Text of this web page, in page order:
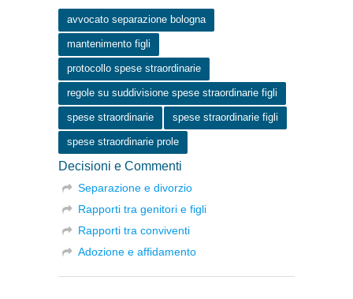
avvocato separazione bologna
mantenimento figli
protocollo spese straordinarie
regole su suddivisione spese straordinarie figli
spese straordinarie spese straordinarie figli
spese straordinarie prole
Decisioni e Commenti
Separazione e divorzio
Rapporti tra genitori e figli
Rapporti tra conviventi
Adozione e affidamento